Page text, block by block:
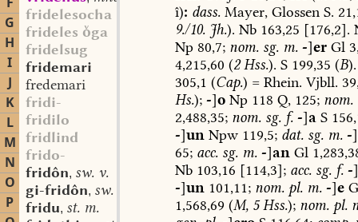
G
H
I
J
K
L
M
N
O
P
fridelesocha
frideles ga
fridelsug
fridemari
fredemari
fridi-
fridilo
fridlind
frido-
fridôn, sw. v.
gi-fridôn, sw. v.
fridu, st. m.
î): dass.Mayer,GlossenS.
9./10.Jh.). Nb163,25 [176,2].
Np80,7; nom.sg. m. -]erGl
4,215,60 (2Hss.). S199,35 (B).
305,1 (Cap.) =Rhein. Vjbll.
Hs.); -]oNp118 Q,125; nom.
2,488,35; nom.sg.f. -]aS
-]unNpw 119,5; dat.sg.m. -]
65; acc.sg.m. -]an Gl
Nb103,16 [114,3]; acc.sg. f. -]
-]un101,11; nom.pl.m. -]e
1,568,69 (M,5Hss.); nom.pl.